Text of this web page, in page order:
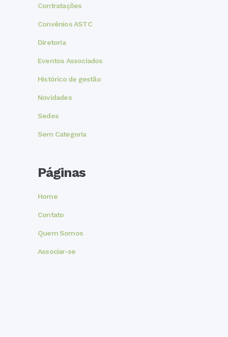
Contratações
Convênios ASTC
Diretoria
Eventos Associados
Histórico de gestão
Novidades
Sedes
Sem Categoria
Páginas
Home
Contato
Quem Somos
Associar-se